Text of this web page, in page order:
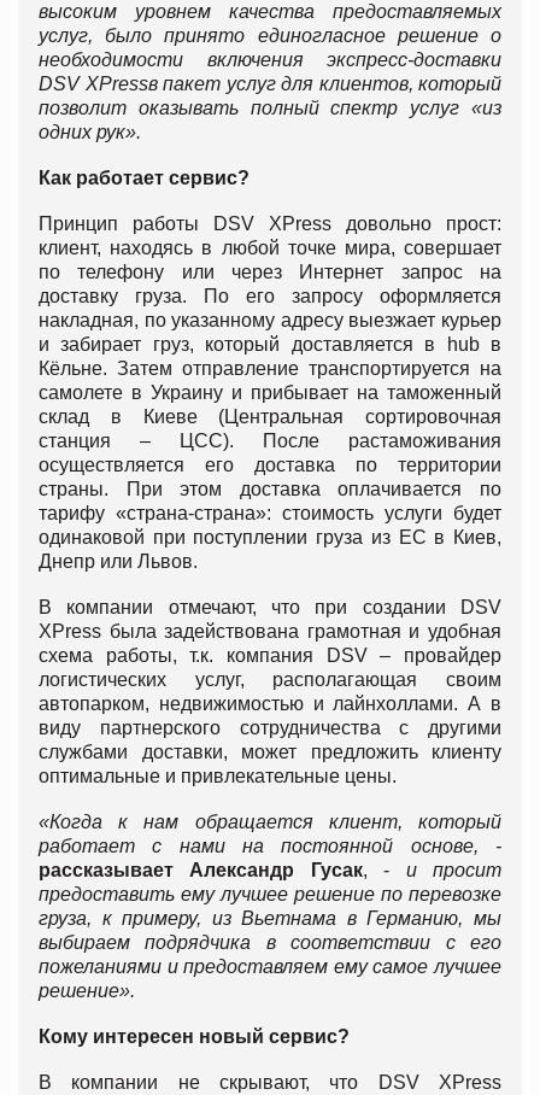
высоким уровнем качества предоставляемых
услуг, было принято единогласное решение о
необходимости включения экспресс-доставки
DSV XPressв пакет услуг для клиентов, который
позволит оказывать полный спектр услуг «из
одних рук».
Как работает сервис?
Принцип работы DSV XPress довольно прост:
клиент, находясь в любой точке мира, совершает
по телефону или через Интернет запрос на
доставку груза. По его запросу оформляется
накладная, по указанному адресу выезжает курьер
и забирает груз, который доставляется в hub в
Кёльне. Затем отправление транспортируется на
самолете в Украину и прибывает на таможенный
склад в Киеве (Центральная сортировочная
станция – ЦСС). После растаможивания
осуществляется его доставка по территории
страны. При этом доставка оплачивается по
тарифу «страна-страна»: стоимость услуги будет
одинаковой при поступлении груза из ЕС в Киев,
Днепр или Львов.
В компании отмечают, что при создании DSV
XPress была задействована грамотная и удобная
схема работы, т.к. компания DSV – провайдер
логистических услуг, располагающая своим
автопарком, недвижимостью и лайнхоллами. А в
виду партнерского сотрудничества с другими
службами доставки, может предложить клиенту
оптимальные и привлекательные цены.
«Когда к нам обращается клиент, который
работает с нами на постоянной основе, -
рассказывает Александр Гусак, - и просит
предоставить ему лучшее решение по перевозке
груза, к примеру, из Вьетнама в Германию, мы
выбираем подрядчика в соответствии с его
пожеланиями и предоставляем ему самое лучшее
решение».
Кому интересен новый сервис?
В компании не скрывают, что DSV XPress